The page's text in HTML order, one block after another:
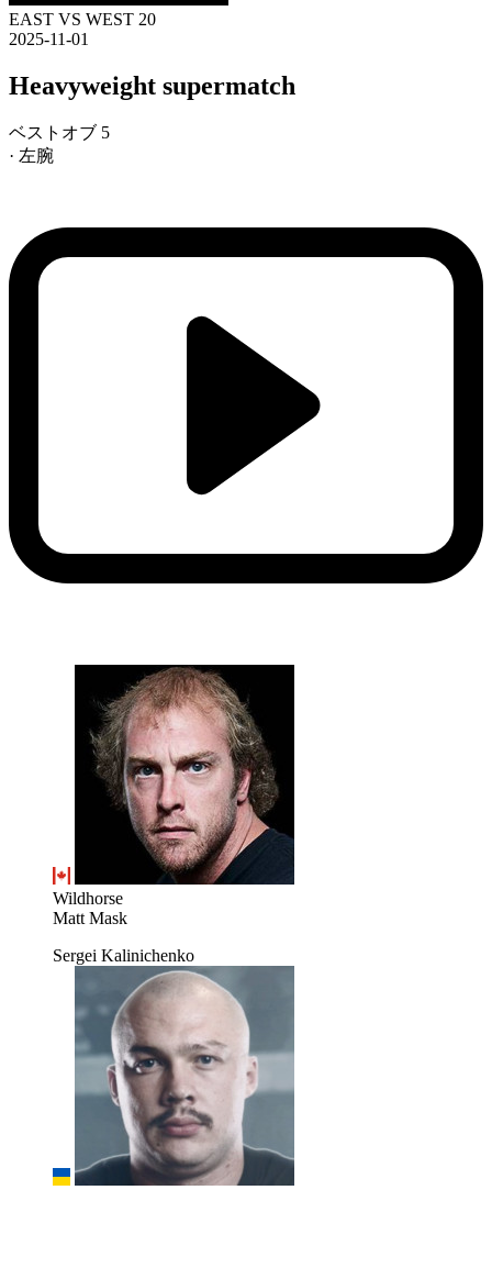
EAST VS WEST 20
2025-11-01
Heavyweight supermatch
ベストオブ 5
· 左腕
Wildhorse
Matt Mask
Sergei Kalinichenko